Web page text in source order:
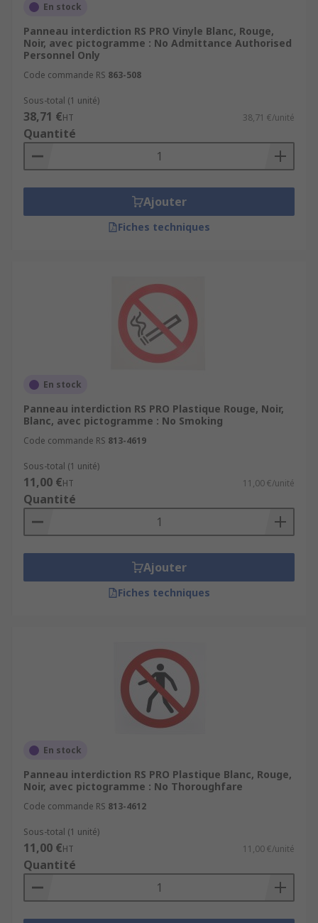
En stock
Panneau interdiction RS PRO Vinyle Blanc, Rouge,
Noir, avec pictogramme : No Admittance Authorised
Personnel Only
Code commande RS 863-508
Sous-total (1 unité)
38,71 €HT 38,71 €/unité
Quantité
Ajouter
Fiches techniques
En stock
Panneau interdiction RS PRO Plastique Rouge, Noir,
Blanc, avec pictogramme : No Smoking
Code commande RS 813-4619
Sous-total (1 unité)
11,00 €HT 11,00 €/unité
Quantité
Ajouter
Fiches techniques
En stock
Panneau interdiction RS PRO Plastique Blanc, Rouge,
Noir, avec pictogramme : No Thoroughfare
Code commande RS 813-4612
Sous-total (1 unité)
11,00 €HT 11,00 €/unité
Quantité